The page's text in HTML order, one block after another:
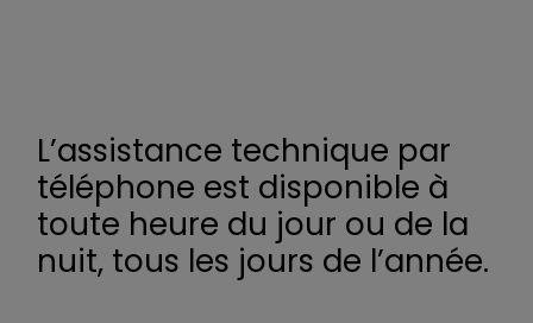
L’assistance technique par
téléphone est disponible à
toute heure du jour ou de la
nuit, tous les jours de l’année.